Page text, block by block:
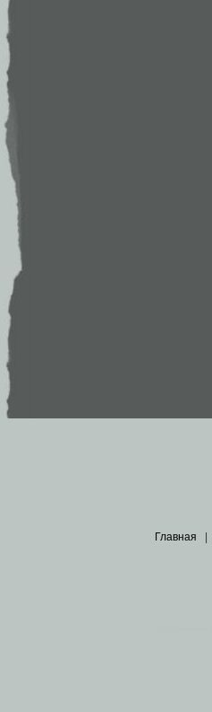
Главная